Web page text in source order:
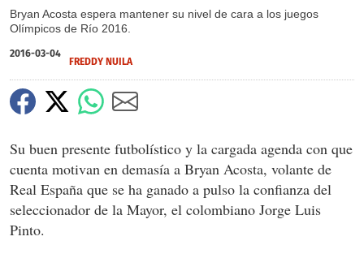
Bryan Acosta espera mantener su nivel de cara a los juegos
Olímpicos de Río 2016.
2016-03-04
FREDDY NUILA
Su buen presente futbolístico y la cargada agenda con que
cuenta motivan en demasía a Bryan Acosta, volante de
Real España que se ha ganado a pulso la confianza del
seleccionador de la Mayor, el colombiano Jorge Luis
Pinto.